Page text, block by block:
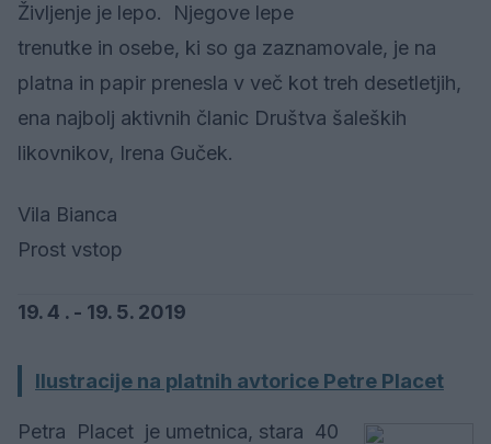
Življenje je lepo. Njegove lepe
trenutke in osebe, ki so ga zaznamovale, je na
platna in papir prenesla v več kot treh desetletjih,
ena najbolj aktivnih članic Društva šaleških
likovnikov, Irena Guček.
Vila Bianca
Prost vstop
19. 4 . - 19. 5. 2019
Ilustracije na platnih avtorice Petre Placet
Petra Placet je umetnica, stara 40